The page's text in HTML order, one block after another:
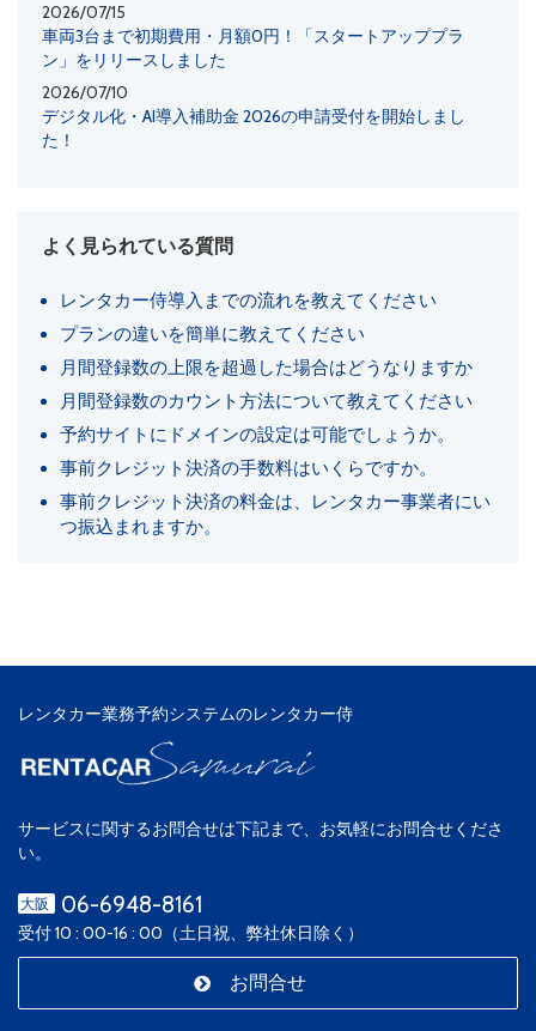
2026/07/15
車両3台まで初期費用・月額0円！「スタートアッププラ
ン」をリリースしました
2026/07/10
デジタル化・AI導入補助金 2026の申請受付を開始しまし
た！
よく見られている質問
レンタカー侍導入までの流れを教えてください
プランの違いを簡単に教えてください
月間登録数の上限を超過した場合はどうなりますか
月間登録数のカウント方法について教えてください
予約サイトにドメインの設定は可能でしょうか。
事前クレジット決済の手数料はいくらですか。
事前クレジット決済の料金は、レンタカー事業者にい
つ振込まれますか。
レンタカー業務予約システムのレンタカー侍
サービスに関するお問合せは下記まで、お気軽にお問合せくださ
い。
大阪 06-6948-8161
受付 10 : 00-16 : 00（土日祝、弊社休日除く）
お問合せ